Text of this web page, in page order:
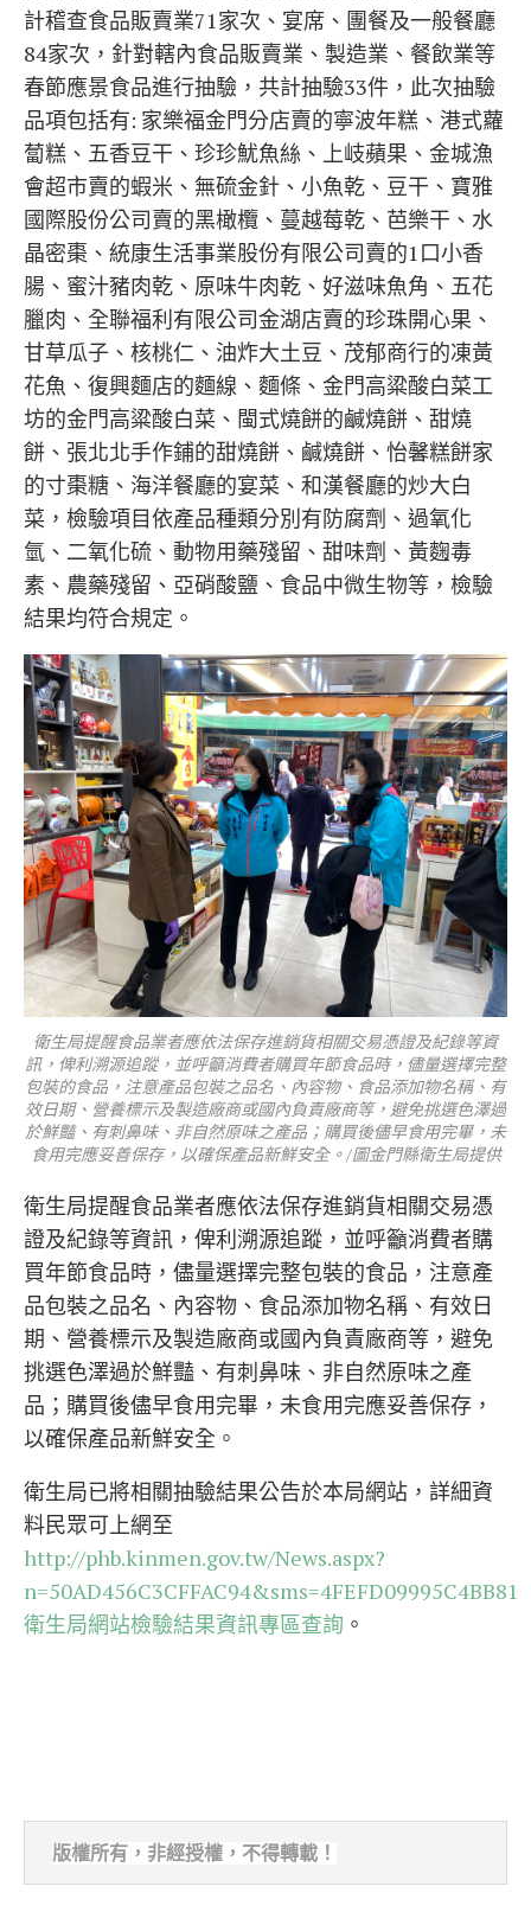
計稽查食品販賣業71家次、宴席、團餐及一般餐廳
84家次，針對轄內食品販賣業、製造業、餐飲業等
春節應景食品進行抽驗，共計抽驗33件，此次抽驗
品項包括有: 家樂福金門分店賣的寧波年糕、港式蘿
蔔糕、五香豆干、珍珍魷魚絲、上岐蘋果、金城漁
會超市賣的蝦米、無硫金針、小魚乾、豆干、寶雅
國際股份公司賣的黑橄欖、蔓越莓乾、芭樂干、水
晶密棗、統康生活事業股份有限公司賣的1口小香
腸、蜜汁豬肉乾、原味牛肉乾、好滋味魚角、五花
臘肉、全聯福利有限公司金湖店賣的珍珠開心果、
甘草瓜子、核桃仁、油炸大土豆、茂郁商行的凍黃
花魚、復興麵店的麵線、麵條、金門高粱酸白菜工
坊的金門高粱酸白菜、閩式燒餅的鹹燒餅、甜燒
餅、張北北手作鋪的甜燒餅、鹹燒餅、怡馨糕餅家
的寸棗糖、海洋餐廳的宴菜、和漢餐廳的炒大白
菜，檢驗項目依產品種類分別有防腐劑、過氧化
氫、二氧化硫、動物用藥殘留、甜味劑、黃麴毒
素、農藥殘留、亞硝酸鹽、食品中微生物等，檢驗
結果均符合規定。
衛生局提醒食品業者應依法保存進銷貨相關交易憑證及紀錄等資
訊，俾利溯源追蹤，並呼籲消費者購買年節食品時，儘量選擇完整
包裝的食品，注意產品包裝之品名、內容物、食品添加物名稱、有
效日期、營養標示及製造廠商或國內負責廠商等，避免挑選色澤過
於鮮豔、有刺鼻味、非自然原味之產品；購買後儘早食用完畢，未
食用完應妥善保存，以確保產品新鮮安全。/圖金門縣衛生局提供
衛生局提醒食品業者應依法保存進銷貨相關交易憑
證及紀錄等資訊，俾利溯源追蹤，並呼籲消費者購
買年節食品時，儘量選擇完整包裝的食品，注意產
品包裝之品名、內容物、食品添加物名稱、有效日
期、營養標示及製造廠商或國內負責廠商等，避免
挑選色澤過於鮮豔、有刺鼻味、非自然原味之產
品；購買後儘早食用完畢，未食用完應妥善保存，
以確保產品新鮮安全。
衛生局已將相關抽驗結果公告於本局網站，詳細資
料民眾可上網至
http://phb.kinmen.gov.tw/News.aspx?
n=50AD456C3CFFAC94&sms=4FEFD09995C4BB81
衛生局網站檢驗結果資訊專區查詢 。
版權所有，非經授權，不得轉載！